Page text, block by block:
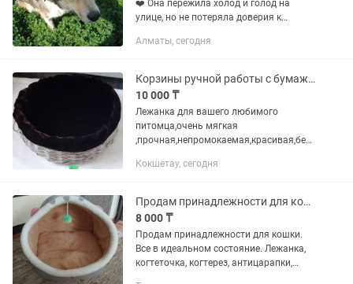
❤️ Она пережила холод и голод на
улице, но не потеряла доверия к
щенками она была спасена, и все
любящим...
Алматы, сегодня
Корзины ручной работы с бумажной лозы
10 000 ₸
Лежанка для вашего любимого
питомца,очень мягкая
,прочная,непромокаемая,красивая,без
прохладно.
Кокшетау, сегодня
Продам принадлежности для кошки
8 000 ₸
Продам принадлежности для кошки.
Все в идеальном состояние. Лежанка,
когтеточка, когтерез, антицарапки,